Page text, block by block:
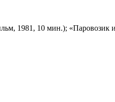
1981, 10 мин.); «Паровозик